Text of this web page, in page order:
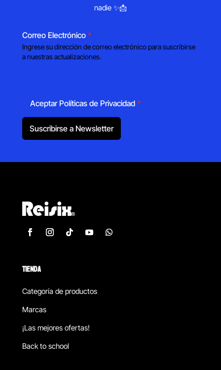
nadie ✨📩
Correo Electrónico *
Ingrese su dirección de correo electrónico para suscribirse
a nuestras actualizaciones.
Aceptar Políticas de Privacidad *
Suscribirse a Newsletter
TIENDA
Categoría de productos
Marcas
¡Las mejores ofertas!
Back to school